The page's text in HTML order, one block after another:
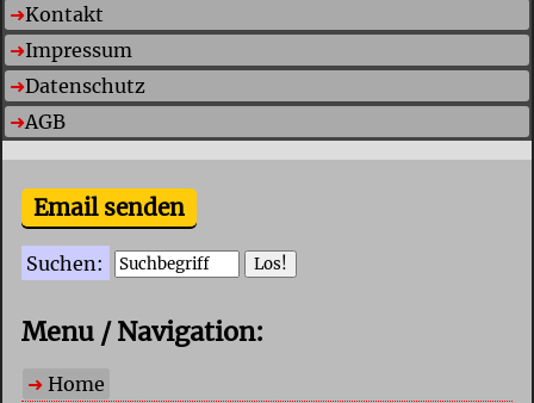
Kontakt
Impressum
Datenschutz
AGB
Email senden
Suchen:
Menu / Navigation:
Home